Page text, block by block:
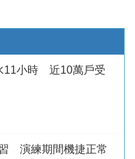
11小時 近10萬戶受
演練期間機捷正常